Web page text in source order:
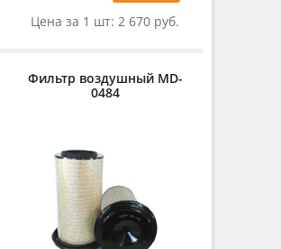
Цена за 1 шт: 2 670 руб.
Фильтр воздушный MD-
0484